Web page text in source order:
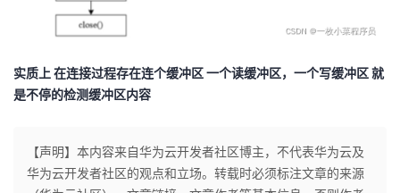
实质上 在连接过程存在连个缓冲区 一个读缓冲区，一个写缓冲区 就
是不停的检测缓冲区内容
【声明】本内容来自华为云开发者社区博主，不代表华为云及
华为云开发者社区的观点和立场。转载时必须标注文章的来源